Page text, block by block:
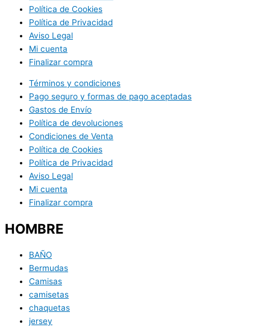
Política de Cookies
Política de Privacidad
Aviso Legal
Mi cuenta
Finalizar compra
Términos y condiciones
Pago seguro y formas de pago aceptadas
Gastos de Envío
Política de devoluciones
Condiciones de Venta
Política de Cookies
Política de Privacidad
Aviso Legal
Mi cuenta
Finalizar compra
HOMBRE
BAÑO
Bermudas
Camisas
camisetas
chaquetas
jersey